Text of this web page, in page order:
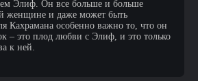
Элиф. Он все больше и больше
женщине и даже может быть
Кахрамана особенно важно то, что он
– это плод любви с Элиф, и это только
к ней.